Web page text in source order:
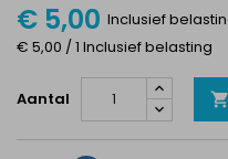
€ 5,00 Inclusief
€ 5,00 / 1 Inclusief belasting
Aantal 